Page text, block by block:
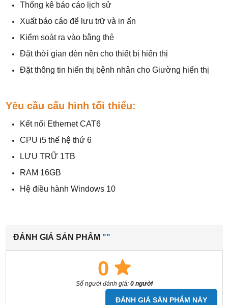
Thống kê báo cáo lịch sử
Xuất báo cáo để lưu trữ và in ấn
Kiểm soát ra vào bằng thẻ
Đặt thời gian đèn nền cho thiết bị hiển thị
Đặt thông tin hiển thị bệnh nhân cho Giường hiển thị
Yêu cầu cấu hình tối thiểu:
Kết nối Ethernet CAT6
CPU i5 thế hệ thứ 6
LƯU TRỮ 1TB
RAM 16GB
Hệ điều hành Windows 10
ĐÁNH GIÁ SẢN PHẨM ""
0
Số người đánh giá: 0 người
ĐÁNH GIÁ SẢN PHẨM NÀY